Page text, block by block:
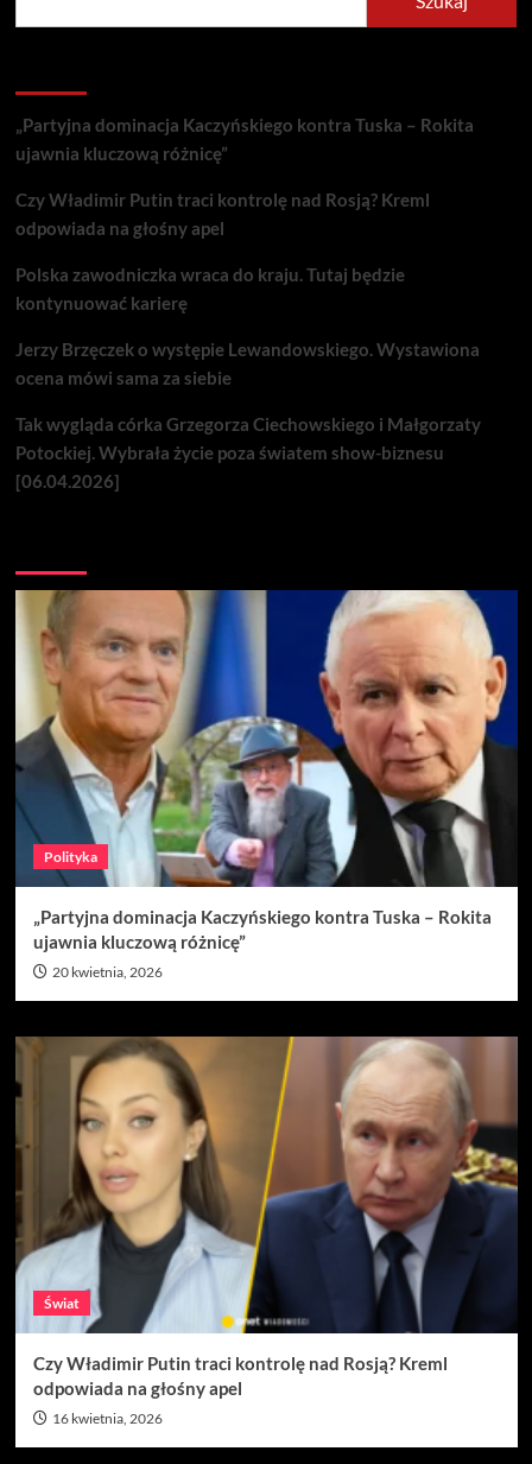
„Partyjna dominacja Kaczyńskiego kontra Tuska – Rokita
ujawnia kluczową różnicę”
Czy Władimir Putin traci kontrolę nad Rosją? Kreml
odpowiada na głośny apel
Polska zawodniczka wraca do kraju. Tutaj będzie
kontynuować karierę
Jerzy Brzęczek o występie Lewandowskiego. Wystawiona
ocena mówi sama za siebie
Tak wygląda córka Grzegorza Ciechowskiego i Małgorzaty
Potockiej. Wybrała życie poza światem show-biznesu
[06.04.2026]
Polityka
„Partyjna dominacja Kaczyńskiego kontra Tuska – Rokita
ujawnia kluczową różnicę”
20 kwietnia, 2026
Świat
Czy Władimir Putin traci kontrolę nad Rosją? Kreml
odpowiada na głośny apel
16 kwietnia, 2026